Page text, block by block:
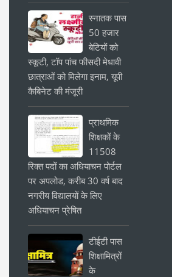
स्नातक पास
50 हजार
बेटियों को
स्कूटी, टॉप पांच फीसदी मेधावी
छात्राओं को मिलेगा इनाम, यूपी
कैबिनेट की मंजूरी
प्राथमिक
शिक्षकों के
11508
रिक्त पदों का अधियाचन पोर्टल
पर अपलोड, करीब 30 वर्ष बाद
नगरीय विद्यालयों के लिए
अधियाचन प्रेषित
टीईटी पास
शिक्षामित्रों
के